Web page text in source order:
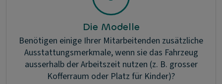
Die Modelle
Benötigen einige Ihrer Mitarbeitenden zusätzliche
Ausstattungsmerkmale, wenn sie das Fahrzeug
ausserhalb der Arbeitszeit nutzen (z. B. grosser
Kofferraum oder Platz für Kinder)?